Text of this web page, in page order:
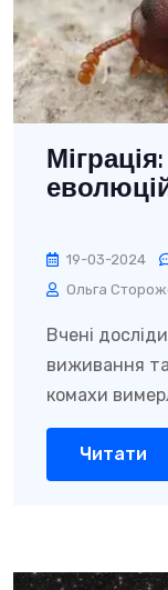
19-03-2024
Ольга
Вчені
виживання
комахи
Читати